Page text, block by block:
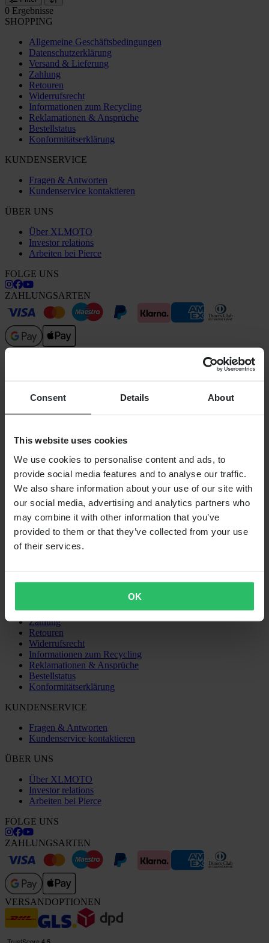
Consent Details About
This website uses cookies
We use cookies to personalise content and ads, to
provide social media features and to analyse our traffic.
We also share information about your use of our site with
our social media, advertising and analytics partners who
may combine it with other information that you’ve
provided to them or that they’ve collected from your use
of their services.
OK
0 Ergebnisse
SHOPPING
Allgemeine Geschäftsbedingungen
Datenschutzerklärung
Versand & Lieferung
Zahlung
Retouren
Widerrufsrecht
Informationen zum Recycling
Reklamationen & Ansprüche
Bestellstatus
Konformitätserklärung
KUNDENSERVICE
Fragen & Antworten
Kundenservice kontaktieren
ÜBER UNS
Über XLMOTO
Investor relations
Arbeiten bei Pierce
FOLGE UNS
ZAHLUNGSARTEN
VERSANDOPTIONEN
XLMOTO IST EIN TEIL DER PIERCE GROUP AB
Pierce Group AB | Fleminggatan 20A, 112 26 Stockholm,
Schweden
Unternehmensregister: Bolagsverket/Schwedisches Amt für
Unternehmensregistrierung
Handelsregisternummer: 556763-1592
Vertretungsberechtigter: Göran Dahlin
Umsatzsteuer-Identifikationsnummer: OSS VAT NO
Versand & Lieferung
Zahlung
Retouren
Widerrufsrecht
Informationen zum Recycling
Reklamationen & Ansprüche
Bestellstatus
Konformitätserklärung
KUNDENSERVICE
Fragen & Antworten
Kundenservice kontaktieren
ÜBER UNS
Über XLMOTO
Investor relations
Arbeiten bei Pierce
FOLGE UNS
ZAHLUNGSARTEN
VERSANDOPTIONEN